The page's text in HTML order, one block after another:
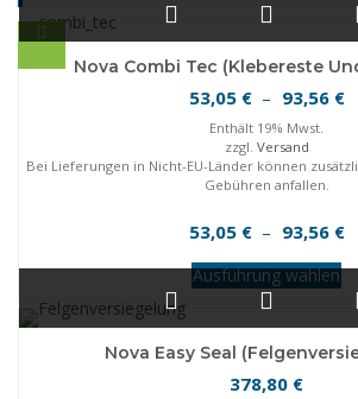
Nova Combi Tec (Klebereste
53,05 € – 93,56 €
Enthält 19% Mwst.
zzgl. Versand
Bei Lieferungen in Nicht-EU-Länder können
Gebühren anfallen.
53,05 € – 93,56 €
Ausführung wählen
Nova Easy Seal
378,80 €